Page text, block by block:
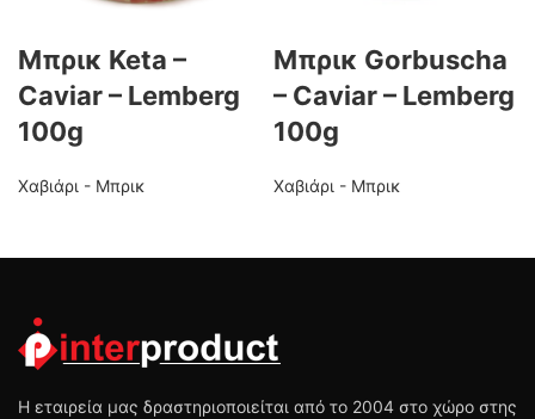
Μπρικ Keta –
Caviar – Lemberg
100g
Χαβιάρι - Μπρικ
Μπρικ Gorbuscha
– Caviar – Lemberg
100g
Χαβιάρι - Μπρικ
Η εταιρεία μας δραστηριοποιείται από το 2004 στο χώρο στης